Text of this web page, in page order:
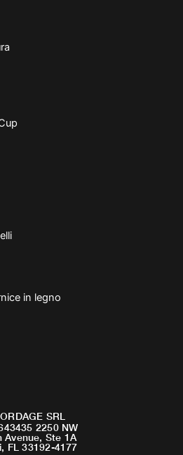
in legno
SRL
2250 NW
Avenue, Ste 1A
FL 33192-4177